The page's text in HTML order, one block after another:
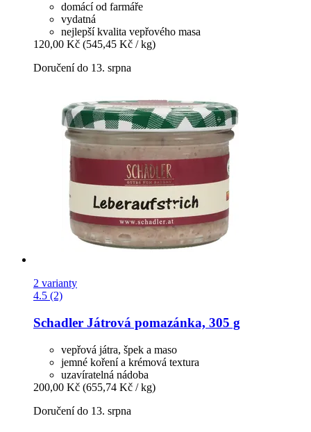
domácí od farmáře
vydatná
nejlepší kvalita vepřového masa
120,00 Kč (545,45 Kč / kg)
Doručení do 13. srpna
2 varianty
4.5 (2)
Schadler Játrová pomazánka, 305 g
vepřová játra, špek a maso
jemné koření a krémová textura
uzavíratelná nádoba
200,00 Kč (655,74 Kč / kg)
Doručení do 13. srpna